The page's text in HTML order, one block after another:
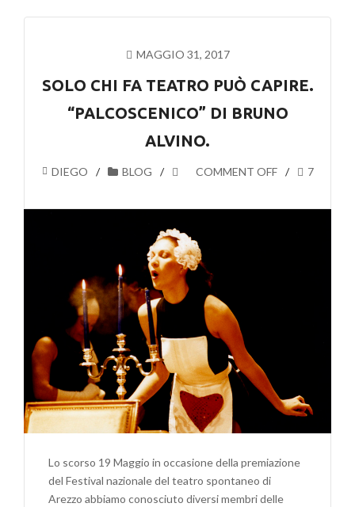
MAGGIO 31, 2017
SOLO CHI FA TEATRO PUÒ CAPIRE.
“PALCOSCENICO” DI BRUNO
ALVINO.
DIEGO BLOG COMMENT OFF 7
Lo scorso 19 Maggio in occasione della premiazione
del Festival nazionale del teatro spontaneo di
Arezzo abbiamo conosciuto diversi membri delle